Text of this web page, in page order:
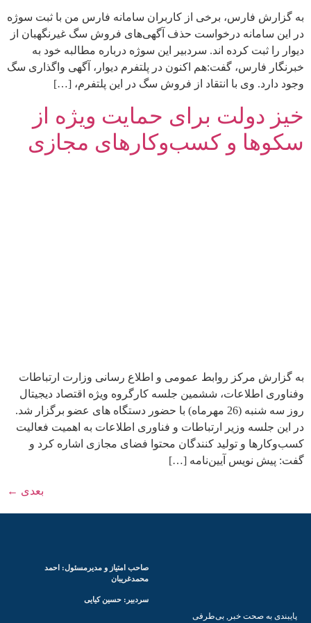
به گزارش فارس، برخی از کاربران سامانه فارس من با ثبت سوژه
در این سامانه درخواست حذف آگهی‌های فروش سگ غیرنگهبان از
دیوار را ثبت کرده اند. سردبیر این سوژه درباره مطالبه خود به
خبرنگار فارس، گفت:‌هم اکنون در پلتفرم دیوار، آگهی واگذاری سگ
وجود دارد. وی با انتقاد از فروش سگ در این پلتفرم، […]
خیز دولت برای حمایت ویژه از
سکوها و کسب‌وکارهای مجازی
به گزارش مرکز روابط عمومی و اطلاع رسانی وزارت ارتباطات
وفناوری اطلاعات، ششمین جلسه کارگروه ویژه اقتصاد دیجیتال
روز سه شنبه (26 مهرماه) با حضور دستگاه های عضو برگزار شد.
در این جلسه وزیر ارتباطات و فناوری اطلاعات به اهمیت فعالیت
کسب‌وکارها و تولید کنندگان محتوا فضای مجازی اشاره کرد و
گفت: پیش نویس آیین‌نامه […]
بعدی ←
پایبندی به صحت خبر, بی‌طرفی
صاحب امتیاز و مدیرمسئول: احمد
محمدغریبان
سردبیر: حسین کیایی